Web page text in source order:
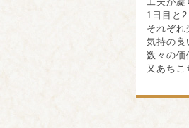
1日目と
それぞれ
気持の良
数々の価
又あちこ